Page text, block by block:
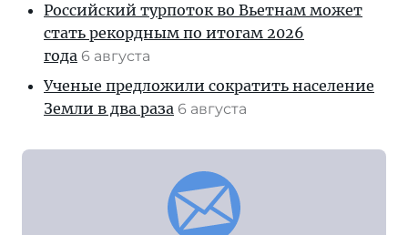
Российский турпоток во Вьетнам может
стать рекордным по итогам 2026
года 6 августа
Ученые предложили сократить население
Земли в два раза 6 августа